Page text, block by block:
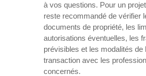
à vos questions. Pour un projet
reste recommandé de vérifier
documents de propriété, les
autorisations éventuelles, les
prévisibles et les modalités de
transaction avec les
concernés.